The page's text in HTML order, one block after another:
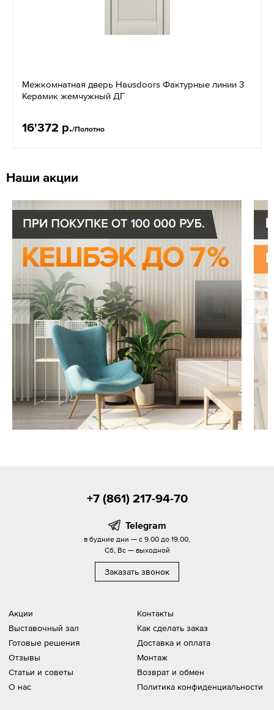
Межкомнатная дверь Hausdoors Фактурные линии 3
Керамик жемчужный ДГ
16'372 р./Полотно
Наши акции
Акции
Выставочный зал
Готовые решения
Отзывы
Статьи и советы
О нас
Контакты
Как сделать заказ
Доставка и оплата
Монтаж
Возврат и обмен
Политика конфиденциальности
+7 (861) 217-94-70
Telegram
в будние дни — с 9.00 до 19.00,
Сб, Вс — выходной
Заказать звонок